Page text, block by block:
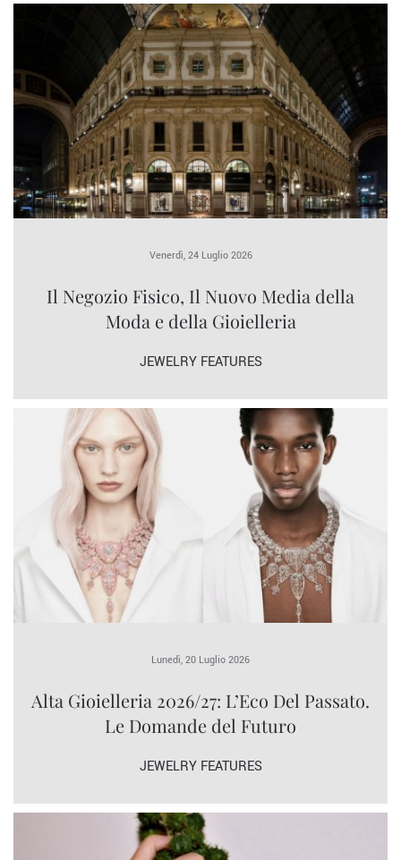
Venerdì, 24 Luglio 2026
Il Negozio Fisico, Il Nuovo Media della
Moda e della Gioielleria
JEWELRY FEATURES
Lunedì, 20 Luglio 2026
Alta Gioielleria 2026/27: L’Eco Del Passato.
Le Domande del Futuro
JEWELRY FEATURES